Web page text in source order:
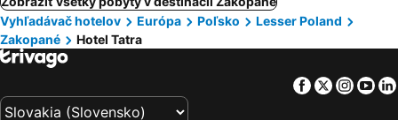
Vyhľadávač hotelov
Európa Poľsko
Lesser Poland
Zakopané
Hotel Tatra
Facebook
Twitter